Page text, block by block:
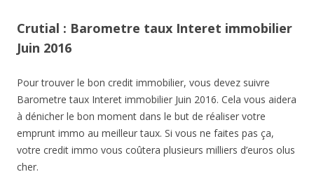
Crutial : Barometre taux Interet immobilier
Juin 2016
Pour trouver le bon credit immobilier, vous devez suivre
Barometre taux Interet immobilier Juin 2016. Cela vous aidera
à dénicher le bon moment dans le but de réaliser votre
emprunt immo au meilleur taux. Si vous ne faites pas ça,
votre credit immo vous coûtera plusieurs milliers d’euros olus
cher.